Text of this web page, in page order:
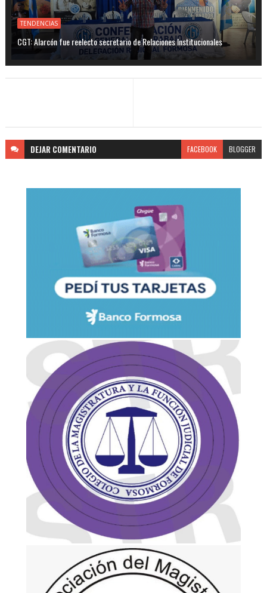
TENDENCIAS
CGT: Alarcón fue reelecto secretario de Relaciones Institucionales
DEJAR COMENTARIO FACEBOOK BLOGGER